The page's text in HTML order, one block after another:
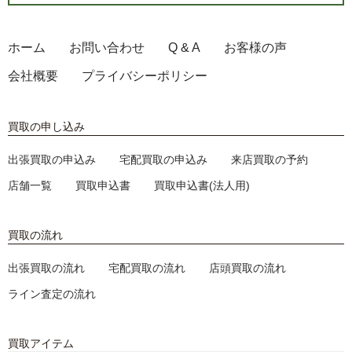
ホーム お問い合わせ Q & A お客様の声
会社概要 プライバシーポリシー
買取の申し込み
出張買取の申込み 宅配買取の申込み 来店買取の予約
店舗一覧 買取申込書 買取申込書(法人用)
買取の流れ
出張買取の流れ 宅配買取の流れ 店頭買取の流れ
ライン査定の流れ
買取アイテム